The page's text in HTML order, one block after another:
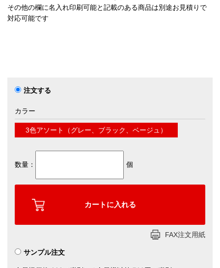
その他の欄に名入れ印刷可能と記載のある商品は別途お見積りで
対応可能です
注文する
カラー
3色アソート（グレー、ブラック、ベージュ）
数量： 個
FAX注文用紙
サンプル注文